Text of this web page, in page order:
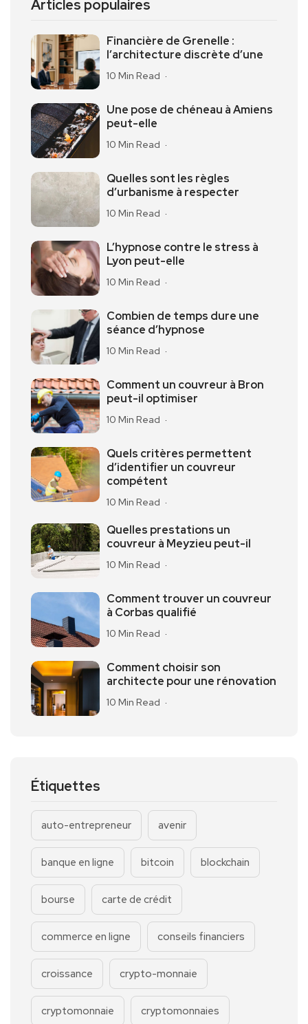
Articles populaires
Financière de Grenelle :
l’architecture discrète d’une
10 Min Read
Une pose de chéneau à Amiens
peut-elle
10 Min Read
Quelles sont les règles
d’urbanisme à respecter
10 Min Read
L’hypnose contre le stress à
Lyon peut-elle
10 Min Read
Combien de temps dure une
séance d’hypnose
10 Min Read
Comment un couvreur à Bron
peut-il optimiser
10 Min Read
Quels critères permettent
d’identifier un couvreur
compétent
10 Min Read
Quelles prestations un
couvreur à Meyzieu peut-il
10 Min Read
Comment trouver un couvreur
à Corbas qualifié
10 Min Read
Comment choisir son
architecte pour une rénovation
10 Min Read
Étiquettes
auto-entrepreneur avenir
banque en ligne bitcoin blockchain
bourse carte de crédit
commerce en ligne conseils financiers
croissance crypto-monnaie
cryptomonnaie cryptomonnaies